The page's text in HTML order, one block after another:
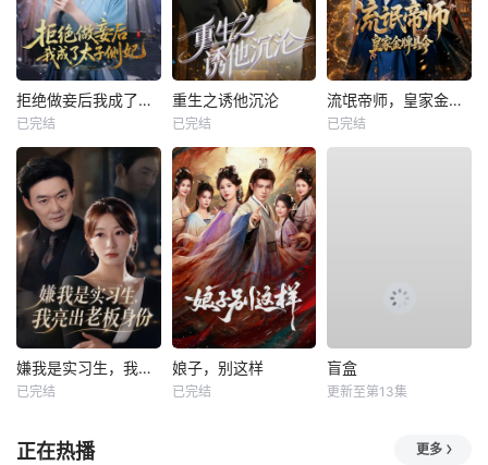
拒绝做妾后我成了太子侧妃
已完结
重生之诱他沉沦
已完结
流氓帝师，皇家金牌县令
已完结
嫌我是实习生，我亮出老板身份
已完结
娘子，别这样
已完结
盲盒
更新至第13集
正在热播 更多